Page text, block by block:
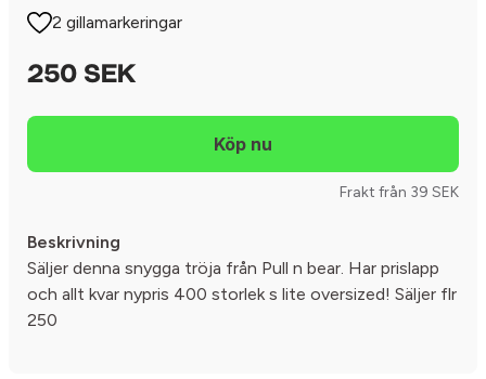
2 gillamarkeringar
250 SEK
Frakt från 39 SEK
Beskrivning
Säljer denna snygga tröja från Pull n bear. Har prislapp
och allt kvar nypris 400 storlek s lite oversized! Säljer flr
250